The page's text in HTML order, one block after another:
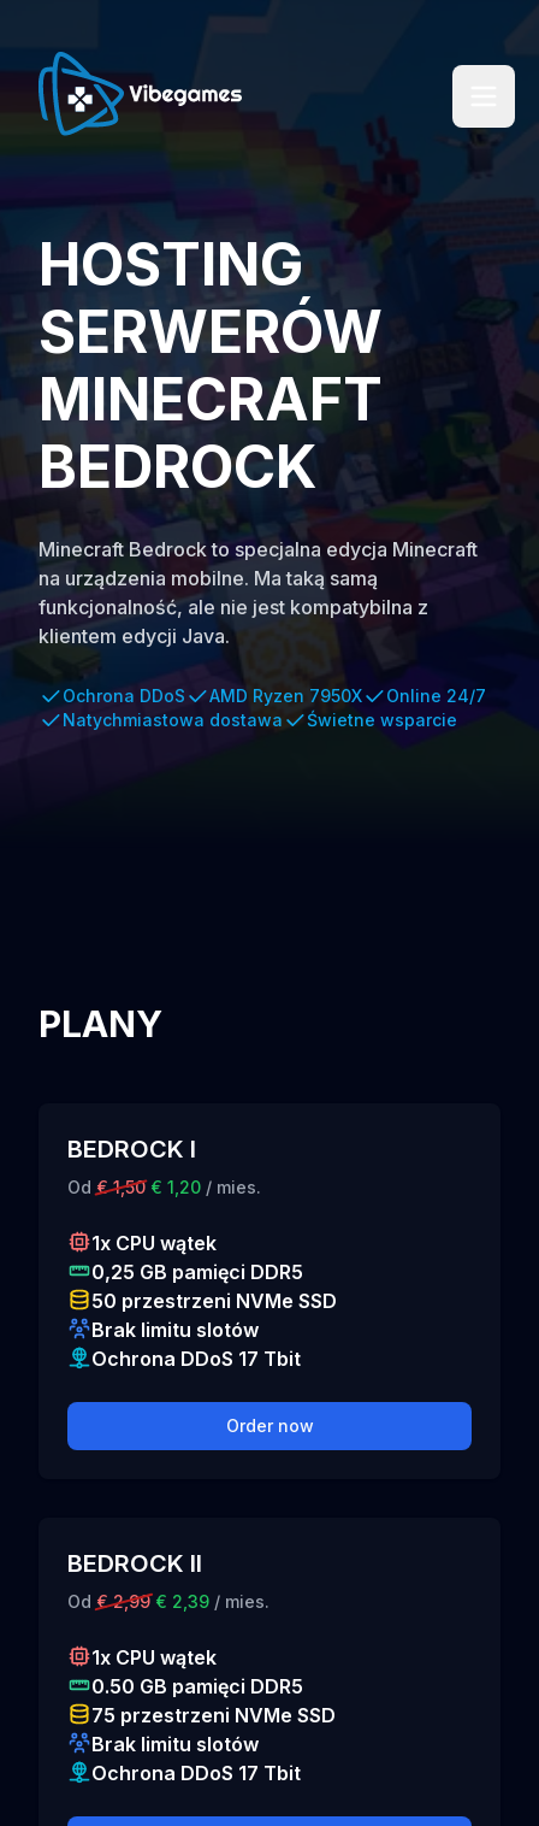
HOSTING
SERWERÓW
MINECRAFT
BEDROCK
Minecraft Bedrock to specjalna edycja Minecraft
na urządzenia mobilne. Ma taką samą
funkcjonalność, ale nie jest kompatybilna z
klientem edycji Java.
Ochrona DDoS AMD Ryzen 7950X
Online 24/7
Natychmiastowa dostawa
Świetne wsparcie
PLANY
BEDROCK I
Od € 1,50 € 1,20 / mies.
1x CPU wątek
0,25 GB pamięci DDR5
50 przestrzeni NVMe SSD
Brak limitu slotów
Ochrona DDoS 17 Tbit
Order now
BEDROCK II
Od € 2,99 € 2,39 / mies.
1x CPU wątek
0.50 GB pamięci DDR5
75 przestrzeni NVMe SSD
Brak limitu slotów
Ochrona DDoS 17 Tbit